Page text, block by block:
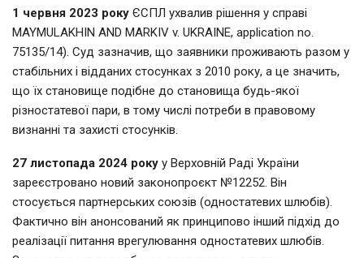
1 червня 2023 року ЄСПЛ ухвалив рішення у справі
MAYMULAKHIN AND MARKIV v. UKRAINE, application no.
75135/14). Суд зазначив, що заявники проживають разом у
стабільних і відданих стосунках з 2010 року, а це значить,
що їх становище подібне до становища будь-якої
різностатевої пари, в тому числі потреби в правовому
визнанні та захисті стосунків.
27 листопада 2024 року у Верховній Раді України
зареєстровано новий законопроєкт №12252. Він
стосується партнерських союзів (одностатевих шлюбів).
Фактично він анонсований як принципово інший підхід до
реалізації питання врегулювання одностатевих шлюбів.